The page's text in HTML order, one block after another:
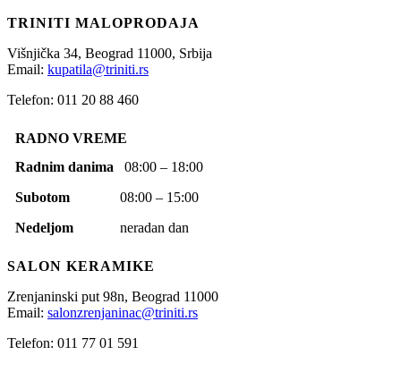
TRINITI MALOPRODAJA
Višnjička 34, Beograd 11000, Srbija
Email: kupatila@triniti.rs
Telefon: 011 20 88 460
RADNO VREME
Radnim danima 08:00 – 18:00
Subotom 08:00 – 15:00
Nedeljom neradan dan
SALON KERAMIKE
Zrenjaninski put 98n, Beograd 11000
Email: salonzrenjaninac@triniti.rs
Telefon: 011 77 01 591